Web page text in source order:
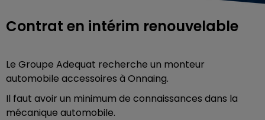
Contrat en intérim renouvelable
Le Groupe Adequat recherche un monteur
automobile accessoires à Onnaing.
Il faut avoir un minimum de connaissances dans la
mécanique automobile.